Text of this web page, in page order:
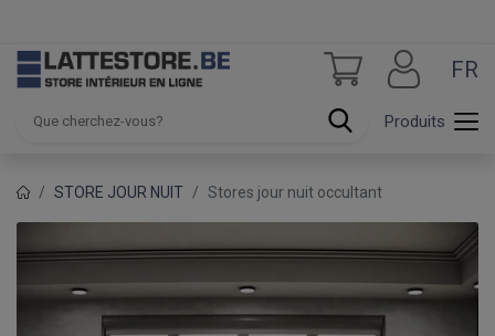
Produits
FR
STORE JOUR NUIT Stores jour nuit occultant